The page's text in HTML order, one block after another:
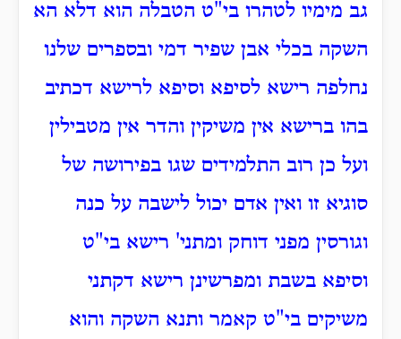
גב מימיו לטהרו בי"ט הטבלה הוא דלא הא
השקה בכלי אבן שפיר דמי ובספרים שלנו
נחלפה רישא לסיפא וסיפא לרישא דכתיב
בהו ברישא אין משיקין והדר אין מטבילין
ועל כן רוב התלמידים שגו בפירושה של
סוגיא זו ואין אדם יכול לישבה על כנה
וגורסין מפני דוחק ומתני' רישא בי"ט
וסיפא בשבת ומפרשינן רישא דקתני
משיקים בי"ט קאמר ותנא השקה והוא